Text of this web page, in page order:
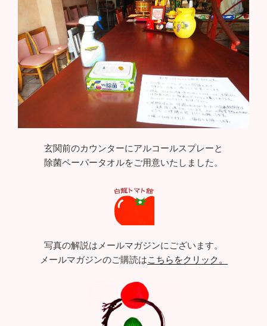
玄関前のカウンターにアルコールスプレーと
除菌ペーパータオルをご用意いたしました。
写真の解説はメールマガジンにございます。
メールマガジンのご購読はこちらをクリック。